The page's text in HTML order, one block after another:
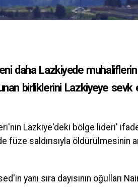
daha Lazkiyede
birliklerini Lazkiyeye sevk
Lazkiye'deki bölge lideri'
füze saldırısıyla öldürülmesinin
yanı sıra dayısının oğulları